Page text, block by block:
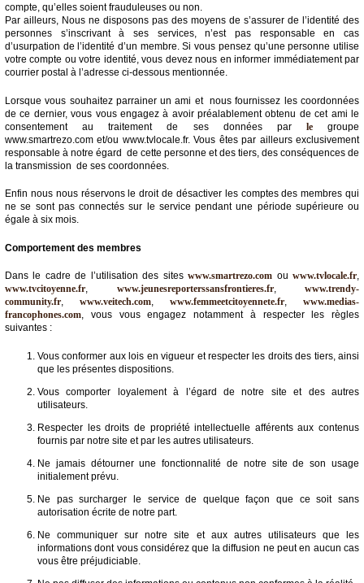
compte, qu’elles soient frauduleuses ou non.
Par ailleurs, Nous ne disposons pas des moyens de s’assurer de l’identité des
personnes s’inscrivant à ses services, n’est pas responsable en cas
d’usurpation de l’identité d’un membre. Si vous pensez qu’une personne utilise
votre compte ou votre identité, vous devez nous en informer immédiatement par
courrier postal à l’adresse ci-dessous mentionnée.
Lorsque vous souhaitez parrainer un ami et nous fournissez les coordonnées
de ce dernier, vous vous engagez à avoir préalablement obtenu de cet ami le
consentement au traitement de ses données par legroupe
www.smartrezo.com et/ou www.tvlocale.fr. Vous êtes par ailleurs exclusivement
responsable à notre égard de cette personne et des tiers, des conséquences de
la transmission de ses coordonnées.
Enfin nous nous réservons le droit de désactiver les comptes des membres qui
ne se sont pas connectés sur le service pendant une période supérieure ou
égale à six mois.
Comportement des membres
Dans le cadre de l’utilisation des siteswww.smartrezo.com ouwww.tvlocale.fr,
www.tvcitoyenne.fr, www.jeunesreporterssansfrontieres.fr, www.trendy-
community.fr, www.veitech.com, www.femmeetcitoyennete.fr, www.medias-
francophones.com, vous vous engagez notamment à respecter les règles
suivantes :
Vous conformer aux lois en vigueur et respecter les droits des tiers, ainsi
que les présentes dispositions.
Vous comporter loyalement à l’égard de notre site et des autres
utilisateurs.
Respecter les droits de propriété intellectuelle afférents aux contenus
fournis par notre site et par les autres utilisateurs.
Ne jamais détourner une fonctionnalité de notre site de son usage
initialement prévu.
Ne pas surcharger le service de quelque façon que ce soit sans
autorisation écrite de notre part.
Ne communiquer sur notre site et aux autres utilisateurs que les
informations dont vous considérez que la diffusion ne peut en aucun cas
vous être préjudiciable.